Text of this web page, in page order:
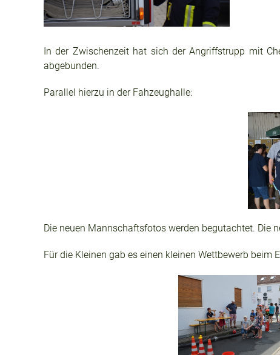
In der Zwischenzeit hat sich der Angriffstrupp mit
abgebunden.
Parallel hierzu in der Fahzeughalle:
Die neuen Mannschaftsfotos werden begutachtet. Die
Für die Kleinen gab es einen kleinen Wettbewerb beim